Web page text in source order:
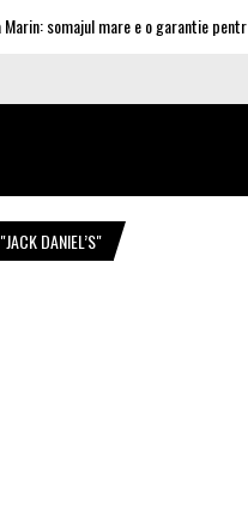
somajul mare e o garantie
DANIEL’S"